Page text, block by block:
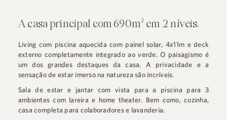
A casa principal com 690m² em 2 níveis.
Living com piscina aquecida com painel solar, 4x11m e deck
externo completamente integrado ao verde. O paisagismo é
um dos grandes destaques da casa. A privacidade e a
sensação de estar imerso na natureza são incríveis.
Sala de estar e jantar com vista para a piscina para 3
ambientes com lareira e home theater. Bem como, cozinha,
casa completa para colaboradores e lavanderia.